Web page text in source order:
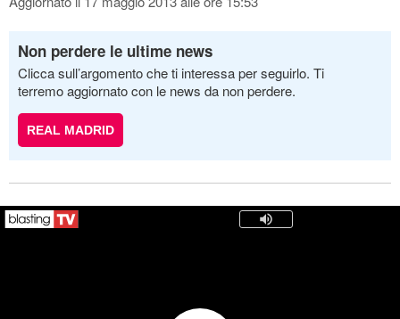
Non perdere le ultime news
Clicca sull’argomento che ti interessa per seguirlo. Ti
terremo aggiornato con le news da non perdere.
REAL MADRID